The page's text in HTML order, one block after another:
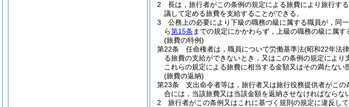
2
長は，旅行者がこの条例の規定による旅費により旅行す
議して定める旅費を支給することができる。
3
公務上の必要により下級の職務の級に属する職員が，同
ら第15条 までの規定にかかわらず，上級の職務の級に属す
(旅費の特例)
第22条
任命権者は，職員について労働基準法(昭和22年法
る旅費の支給ができないとき，又はこの条例の規定によ
これらの規定による旅費に相当する金額又はその満たない
(旅費の返納)
第23条
支出命令者等は，旅行者又は旅行役務提供者がこ
合には，当該旅費又は当該金額を返納させなければならな
2
旅行者がこの条例又はこれに基づく規則の規定に違反し